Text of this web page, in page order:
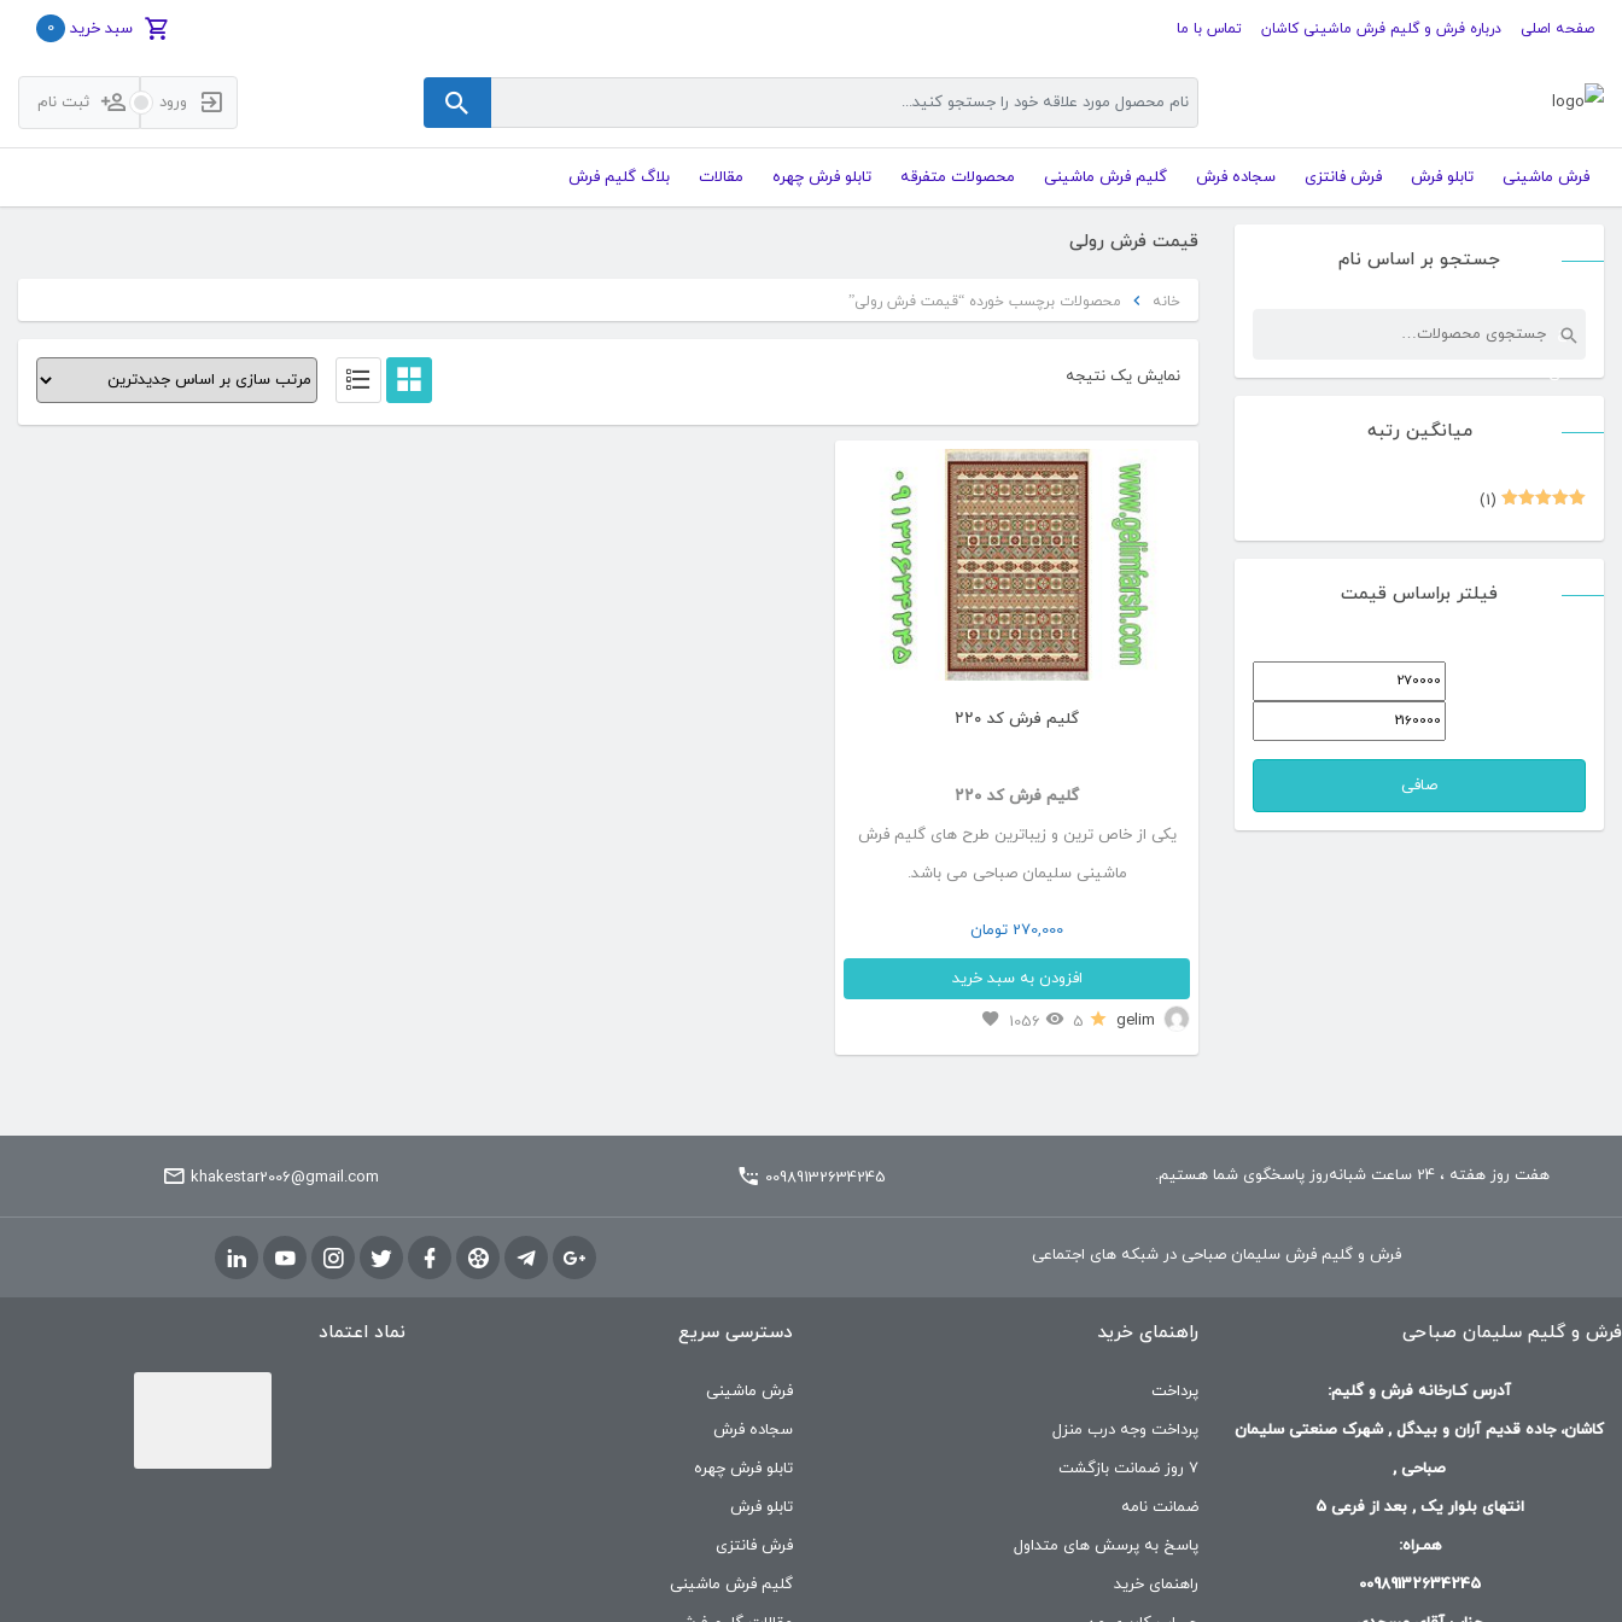
صفحه اصلی درباره فرش و گلیم فرش ماشینی کاشان تماس با ما سبد خرید 0
ورود ثبت نام
فرش ماشینی تابلو فرش فرش فانتزی سجاده فرش گلیم فرش ماشینی محصولات متفرقه تابلو فرش چهره مقالات بلاگ گلیم فرش
جستجو بر اساس نام
جستجو
ج
س
و
میانگین رتبه
(1)
فیلتر براساس قیمت
حداقل
قیمت
قيمت
صافی
قیمت فرش رولی
خانه محصولات برچسب خورده “قیمت فرش رولی”
نمایش یک نتیجه
گلیم فرش کد ۲۲۰
گلیم فرش کد ۲۲۰
یکی از خاص ترین و زیباترین طرح های گلیم فرش
ماشینی سلیمان صباحی می باشد.
270,000 تومان
افزودن به سبد خرید
این
محصول
انواع
انتخاب
gelim
5
1056
هفت روز هفته ، 24 ساعت شبانه‌روز پاسخگوی شما هستیم. 00989132634245
khakestar2006@gmail.com
فرش و گلیم فرش سلیمان صباحی در شبکه های اجتماعی
فرش و گلیم سلیمان صباحی
آدرس کـارخانه فرش و گلیم:
کاشان، جاده قدیم آران و بیدگل , شهرک صنعتی سلیمان
صباحی ,
انتهای بلوار یک , بعد از فرعی 5
همـراه:
00989132634245
راهنمای خرید
پرداخت
پرداخت وجه درب منزل
۷ روز ضمانت بازگشت
ضمانت نامه
پاسخ به پرسش های متداول
راهنمای خرید
دسترسی سریع
فرش ماشینی
سجاده فرش
تابلو فرش چهره
تابلو فرش
فرش فانتزی
گلیم فرش ماشینی
نماد اعتماد